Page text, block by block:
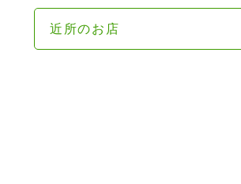
近所のお店